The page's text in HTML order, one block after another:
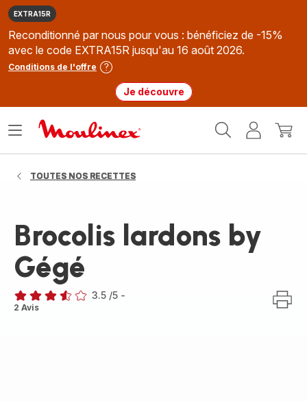
EXTRA15R
Reconditionné par nous pour vous : bénéficiez de -15%
avec le code EXTRA15R jusqu'au 16 août 2026.
Conditions de l'offre
Je découvre
MonMon
Ouvrir
TOUTES NOS RECETTES
Brocolis lardons by
Gégé
ratings.3.5
3.5 /5 -
2 Avis